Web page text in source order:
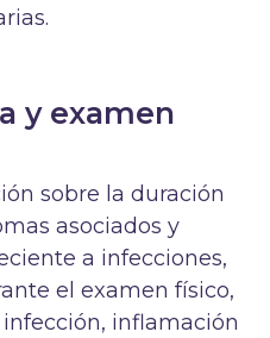
y examen
sobre la duración
asociados y
a infecciones,
el examen físico,
inflamación